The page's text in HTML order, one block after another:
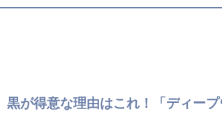
黒が得意な理由はこれ！「ディー